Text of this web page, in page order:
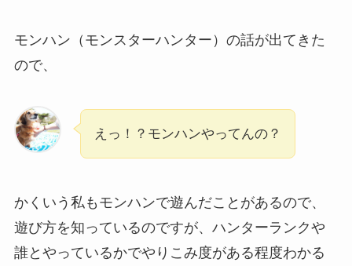
モンハン（モンスターハンター）の話が出てきた
ので、
えっ！？モンハンやってんの？
かくいう私もモンハンで遊んだことがあるので、
遊び方を知っているのですが、ハンターランクや
誰とやっているかでやりこみ度がある程度わかる